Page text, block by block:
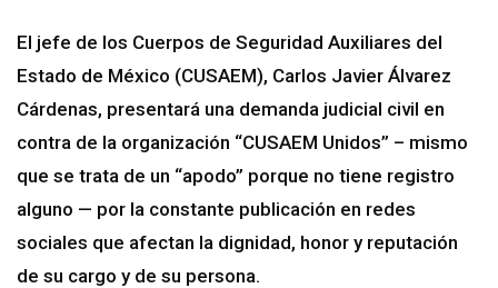
El jefe de los Cuerpos de Seguridad Auxiliares del
Estado de México (CUSAEM), Carlos Javier Álvarez
Cárdenas, presentará una demanda judicial civil en
contra de la organización “CUSAEM Unidos” – mismo
que se trata de un “apodo” porque no tiene registro
alguno — por la constante publicación en redes
sociales que afectan la dignidad, honor y reputación
de su cargo y de su persona.